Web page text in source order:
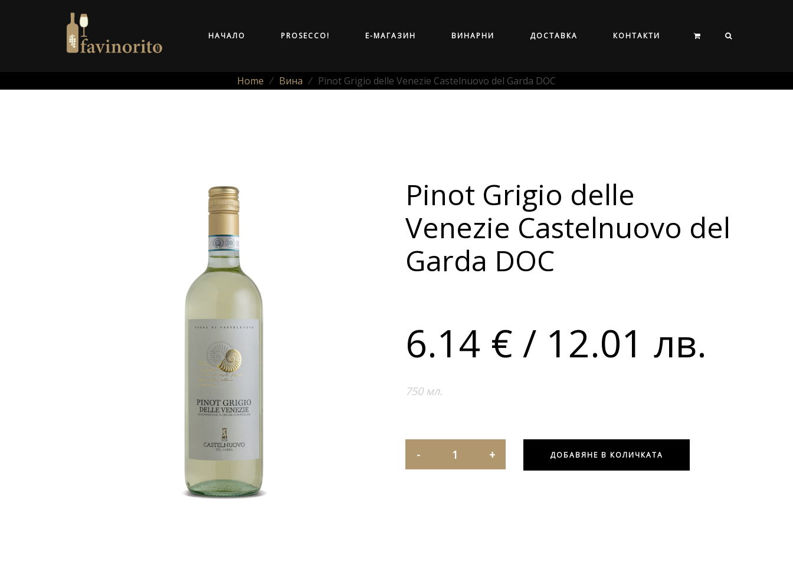
НАЧАЛО PROSECCO! Е-МАГАЗИН ВИНАРНИ ДОСТАВКА КОНТАКТИ
Home ⁄ Вина ⁄ Pinot Grigio delle Venezie Castelnuovo del Garda DOC
Pinot Grigio delle
Venezie Castelnuovo del
Garda DOC
6.14 € / 12.01 лв.
750 мл.
ДОБАВЯНЕ В КОЛИЧКАТА